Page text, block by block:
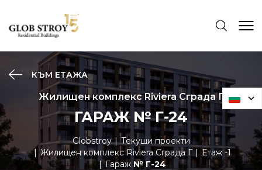
КЪМ ЕТАЖА
Жилищен комплекс Riviera Сграда Г
ГАРАЖ № Г-24
Globstroy
Текущи проекти
Жилищен комплекс Riviera Сграда Г
Етаж -1
Гараж № Г-24